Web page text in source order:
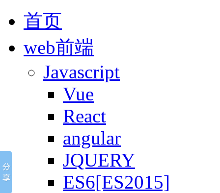
首页
web前端
Javascript
Vue
React
angular
JQUERY
ES6[ES2015]